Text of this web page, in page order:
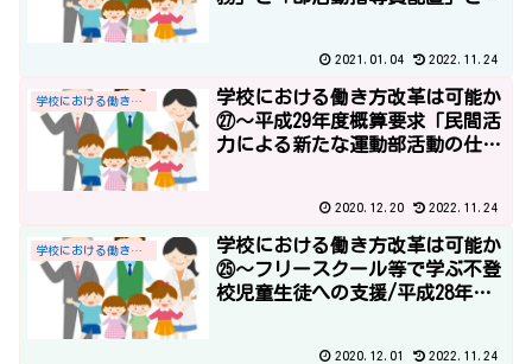
2021.01.04 2022.11.24
学校における働き方改革
学校における働き方改革は可能か
㉗～平成29年度概算要求「民間活
力による新たな運動部活動の仕組
の改善計画」～2020.12.20 2022.11.24
学校における働き方改革
学校における働き方改革は可能か
㉕～フリースクール等で学ぶ不登
校児童生徒への支援/平成28年度
2020.12.01 2022.11.24